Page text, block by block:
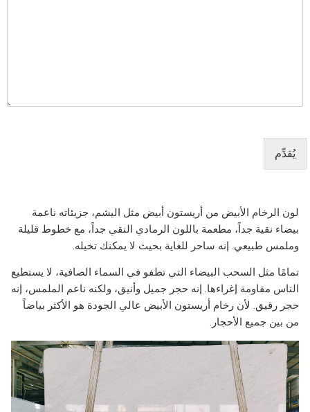
يُقدِّم
لون الرخام الأبيض من أريستون أبيض مثل اليشم، جزيئاته ناعمة
بيضاء نقية جداً، مطعمة باللون الرمادي النقي جداً، مع خطوط قليلة
وملمس طبيعي. إنه ساحر للغاية بحيث لا يمكنك تخيله.
تمامًا مثل السحب البيضاء التي تطفو في السماء الصافية، لا يستطيع
الناس مقاومة إغراءها. إنه حجر جميل وأنيق، ولكنه ناعم الملمس، إنه
حجر رقيق. لأن رخام أريستون الأبيض عالي الجودة هو الأكثر بياضاً
من بين جميع الأحجار.